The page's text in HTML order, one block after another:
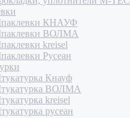
КНАУФ
ВОЛМА
kreisel
Русеан
Кнауф
ВОЛМА
kreisel
русеан